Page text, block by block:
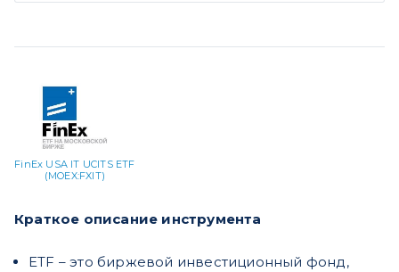
FinEx USA IT UCITS ETF
(MOEX:FXIT)
Краткое описание инструмента
ETF – это биржевой инвестиционный фонд,